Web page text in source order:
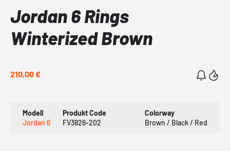
Jordan 6 Rings
Winterized Brown
210,00 €
Modell
Jordan 6
Produkt Code
FV3826-202
Colorway
Brown / Black / Red